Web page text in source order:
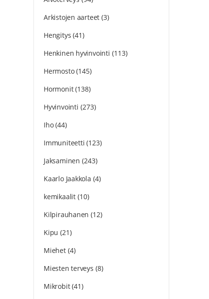
Arkistojen aarteet (3)
Hengitys (41)
Henkinen hyvinvointi (113)
Hermosto(145)
Hormonit(138)
Hyvinvointi (273)
Iho(44)
Immuniteetti (123)
Jaksaminen (243)
Kaarlo Jaakkola (4)
kemikaalit(10)
Kilpirauhanen (12)
Kipu (21)
Miehet(4)
Miesten terveys (8)
Mikrobit(41)